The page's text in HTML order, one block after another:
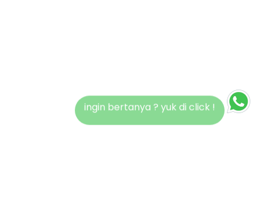
ingin bertanya ? yuk di click !